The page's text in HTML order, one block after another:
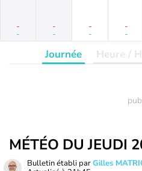
-
-
-
-
-
-
-
-
Journée Heure /
MÉTÉO DU JEUDI
Bulletin établi parGilles